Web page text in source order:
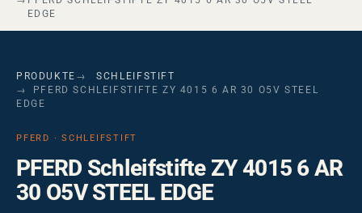
EDGE
PRODUKTE
SCHLEIFSTIFT
PFERD SCHLEIFSTIFTE ZY 4015 6 AR 30 O5V STEEL
EDGE
PFERD · SCHLEIFSTIFT
PFERD Schleifstifte ZY 4015 6 AR
30 O5V STEEL EDGE